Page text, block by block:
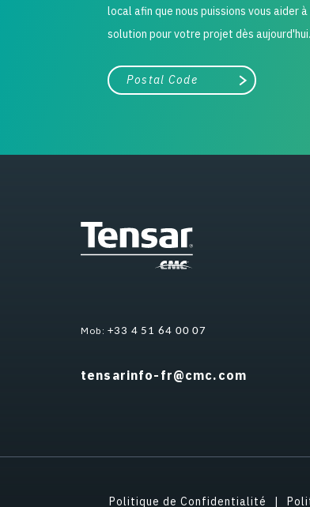
local afin que nous puissions vous aider
solution pour votre projet dès aujourd'hui.
Ville, état ou code postal
Chercher
Mob: +33 4 51 64 00 07
tensarinfo-fr@cmc.com
Politique de Confidentialité